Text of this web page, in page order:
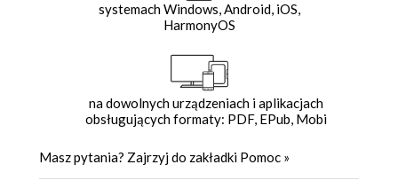
systemach Windows, Android, iOS,
HarmonyOS
na dowolnych urządzeniach i aplikacjach
obsługujących formaty: PDF, EPub, Mobi
Masz pytania? Zajrzyj do zakładki Pomoc »